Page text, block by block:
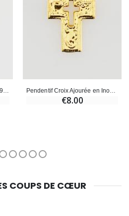
Pendentif Croix Ajourée en Inox - 25mm
€8.00
COUPS DE CŒUR